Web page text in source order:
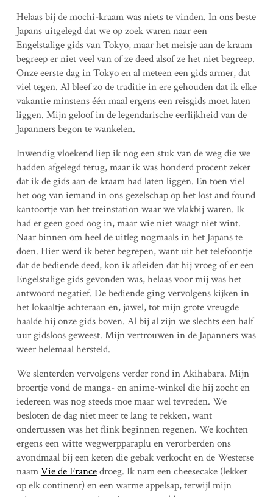
Helaas bij de mochi-kraam was niets te vinden. In ons beste
Japans uitgelegd dat we op zoek waren naar een
Engelstalige gids van Tokyo, maar het meisje aan de kraam
begreep er niet veel van of ze deed alsof ze het niet begreep.
Onze eerste dag in Tokyo en al meteen een gids armer, dat
viel tegen. Al bleef zo de traditie in ere gehouden dat ik elke
vakantie minstens één maal ergens een reisgids moet laten
liggen. Mijn geloof in de legendarische eerlijkheid van de
Japanners begon te wankelen.
Inwendig vloekend liep ik nog een stuk van de weg die we
hadden afgelegd terug, maar ik was honderd procent zeker
dat ik de gids aan de kraam had laten liggen. En toen viel
het oog van iemand in ons gezelschap op het lost and found
kantoortje van het treinstation waar we vlakbij waren. Ik
had er geen goed oog in, maar wie niet waagt niet wint.
Naar binnen om heel de uitleg nogmaals in het Japans te
doen. Hier werd ik beter begrepen, want uit het telefoontje
dat de bediende deed, kon ik afleiden dat hij vroeg of er een
Engelstalige gids gevonden was, helaas voor mij was het
antwoord negatief. De bediende ging vervolgens kijken in
het lokaaltje achteraan en, jawel, tot mijn grote vreugde
haalde hij onze gids boven. Al bij al zijn we slechts een half
uur gidsloos geweest. Mijn vertrouwen in de Japanners was
weer helemaal hersteld.
We slenterden vervolgens verder rond in Akihabara. Mijn
broertje vond de manga- en anime-winkel die hij zocht en
iedereen was nog steeds moe maar wel tevreden. We
besloten de dag niet meer te lang te rekken, want
ondertussen was het flink beginnen regenen. We kochten
ergens een witte wegwerpparaplu en verorberden ons
avondmaal bij een keten die gebak verkocht en de Westerse
naamVie de Francedroeg. Ik nam een cheesecake (lekker
op elk continent) en een warme appelsap, terwijl mijn